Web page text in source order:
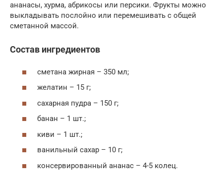
ананасы, хурма, абрикосы или персики. Фрукты можно
выкладывать послойно или перемешивать с общей
сметанной массой.
Состав ингредиентов
сметана жирная – 350 мл;
желатин – 15 г;
сахарная пудра – 150 г;
банан – 1 шт.;
киви – 1 шт.;
ванильный сахар – 10 г;
консервированный ананас – 4-5 колец.